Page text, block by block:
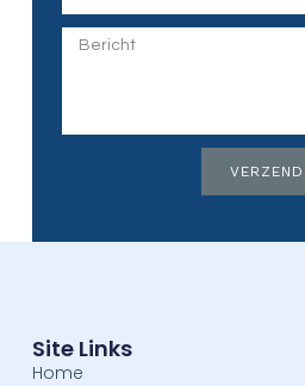
VERZEND
Site Links
Home